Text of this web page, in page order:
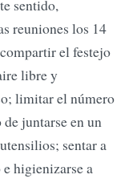
sentido,
reuniones los 14
el festejo
libre y
limitar el número
juntarse en un
sentar a
higienizarse a